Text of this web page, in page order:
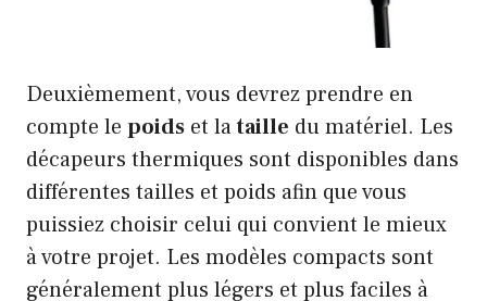
Deuxièmement, vous devrez prendre en
compte le poids et lataille du matériel. Les
décapeurs thermiques sont disponibles dans
différentes tailles et poids afin que vous
puissiez choisir celui qui convient le mieux
à votre projet. Les modèles compacts sont
généralement plus légers et plus faciles à